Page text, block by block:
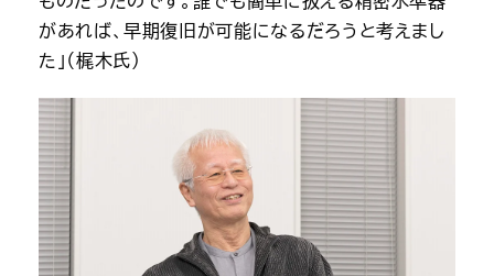
があれば、早期復旧が可能になるだろうと考えまし
た」（梶木氏）